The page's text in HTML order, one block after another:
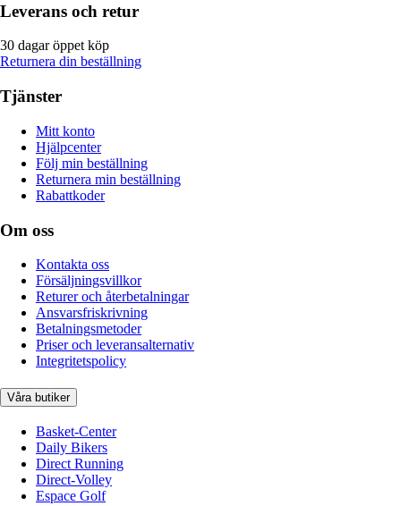
Leverans och retur
30 dagar öppet köp
Returnera din beställning
Tjänster
Mitt konto
Hjälpcenter
Följ min beställning
Returnera min beställning
Rabattkoder
Om oss
Kontakta oss
Försäljningsvillkor
Returer och återbetalningar
Ansvarsfriskrivning
Betalningsmetoder
Priser och leveransalternativ
Integritetspolicy
Våra butiker
Basket-Center
Daily Bikers
Direct Running
Direct-Volley
Espace Golf